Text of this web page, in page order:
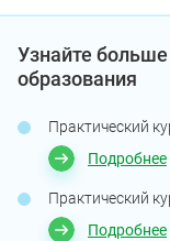
Узнайте
образования
Практический
Подробнее
Практический
Подробнее